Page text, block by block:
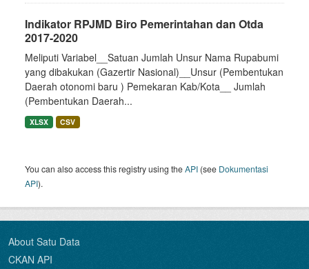
Indikator RPJMD Biro Pemerintahan dan Otda
2017-2020
Meliputi Variabel__Satuan Jumlah Unsur Nama Rupabumi
yang dibakukan (Gazertir Nasional)__Unsur (Pembentukan
Daerah otonomi baru ) Pemekaran Kab/Kota__ Jumlah
(Pembentukan Daerah...
XLSX CSV
You can also access this registry using theAPI (see Dokumentasi
API).
About Satu Data
CKAN API